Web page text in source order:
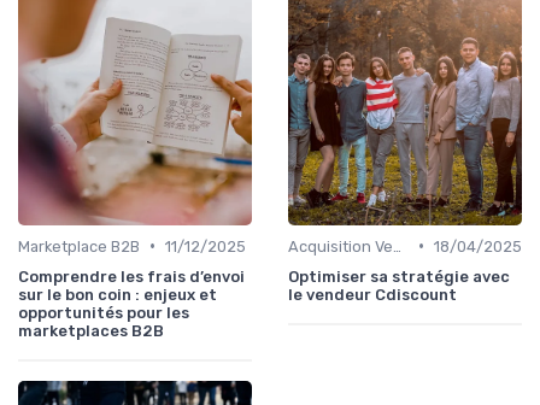
Marketplace B2B • 11/12/2025
Comprendre les frais d’envoi
sur le bon coin : enjeux et
opportunités pour les
marketplaces B2B
• 18/04/2025
Optimiser sa stratégie avec
le vendeur Cdiscount